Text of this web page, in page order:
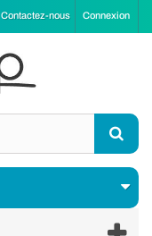
Connexion
Contactez-nous